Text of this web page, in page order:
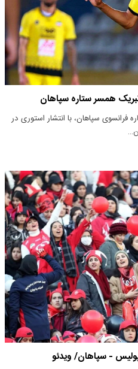
همسر ستاره سپاهان
فرانسوی سپاهان، با انتشار استوری در
- سپاهان/ ویدئو